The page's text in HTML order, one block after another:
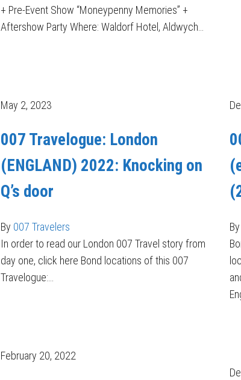
+ Pre-Event Show “Moneypenny Memories” +
Aftershow Party Where: Waldorf Hotel, Aldwych…
May 2, 2023
007 Travelogue: London
(ENGLAND) 2022: Knocking on
Q’s door
By 007 Travelers
In order to read our London 007 Travel story from
day one, click here Bond locations of this 007
Travelogue:…
By
February 20, 2022